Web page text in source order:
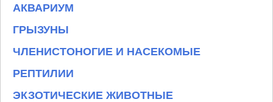
АКВАРИУМ
ГРЫЗУНЫ
ЧЛЕНИСТОНОГИЕ И НАСЕКОМЫЕ
РЕПТИЛИИ
ЭКЗОТИЧЕСКИЕ ЖИВОТНЫЕ